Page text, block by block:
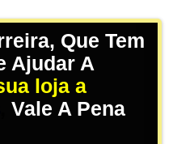
Que Tem
Ajudar A
loja a
Vale A Pena